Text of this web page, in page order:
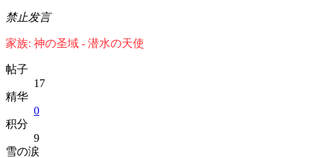
禁止发言
家族: 神の圣域 - 潜水の天使
帖子
17
精华
0
积分
9
雪の涙